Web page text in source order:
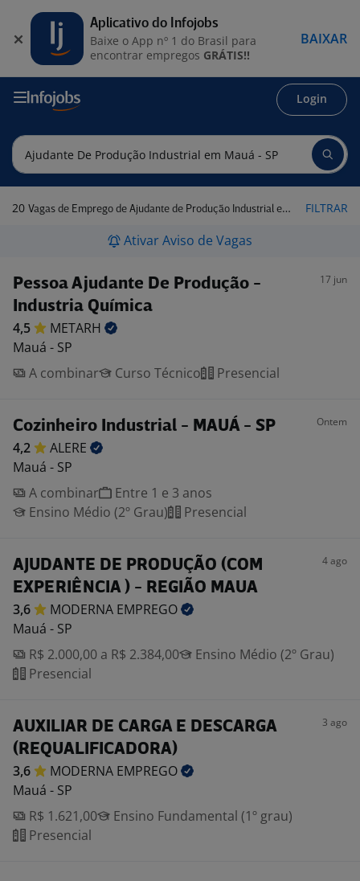
Login
20 Vagas de Emprego de Ajudante de Produção Industrial em Mauá - SP FILTRAR
Ativar Aviso de Vagas
Pessoa Ajudante De Produção -
Industria Química
17 jun
4,5
METARH
Mauá - SP
A combinar
Curso Técnico Presencial
Cozinheiro Industrial - MAUÁ - SP Ontem
4,2
ALERE
Mauá - SP
A combinar
Entre 1 e 3 anos
Ensino Médio (2º Grau)
Presencial
AJUDANTE DE PRODUÇÃO (COM
EXPERIÊNCIA ) - REGIÃO MAUA
4 ago
3,6 MODERNA EMPREGO
Mauá - SP
R$ 2.000,00 a R$ 2.384,00
Ensino Médio (2º Grau)
Presencial
AUXILIAR DE CARGA E DESCARGA
(REQUALIFICADORA)
3 ago
3,6 MODERNA EMPREGO
Mauá - SP
R$ 1.621,00
Ensino Fundamental (1º grau)
Presencial
Aplicativo do Infojobs
Baixe o App nº 1 do Brasil para
encontrar empregos GRÁTIS!!
BAIXAR